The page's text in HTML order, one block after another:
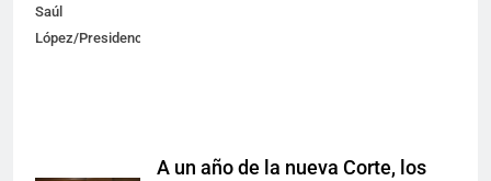
Saúl
López/Presidencia
A un año de la nueva Corte, los